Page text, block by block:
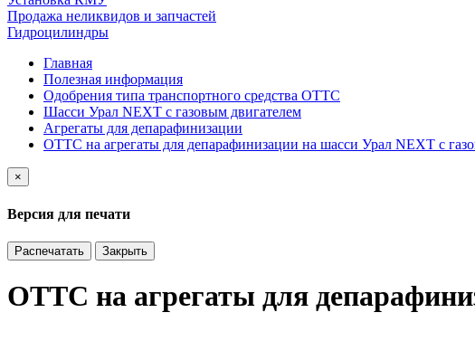
Продажа неликвидов и запчастей
Гидроцилиндры
Главная
Полезная информация
Одобрения типа транспортного средства ОТТС
Шасси Урал NEXT с газовым двигателем
Агрегаты для депарафинизации
ОТТС на агрегаты для депарафинизации на шасси Урал NEXT с
×
Версия для печати
Распечатать Закрыть
ОТТС на агрегаты для